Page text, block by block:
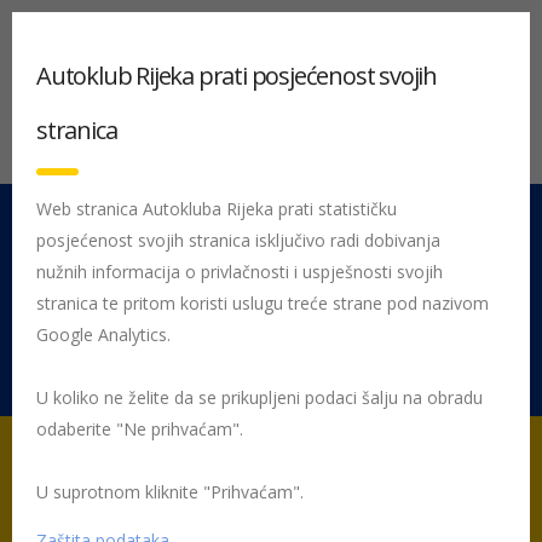
051 212 442 Centrala
Pon - Pet 08:00 - 16:00
Rujevica 9/1, 51000 Rijeka
Početna Posljednje objavljene novosti
Autoklub Rijeka prati posjećenost svojih
stranica
Web stranica Autokluba Rijeka prati statističku
posjećenost svojih stranica isključivo radi dobivanja
nužnih informacija o privlačnosti i uspješnosti svojih
stranica te pritom koristi uslugu treće strane pod nazivom
Google Analytics.
U koliko ne želite da se prikupljeni podaci šalju na obradu
odaberite "Ne prihvaćam".
U suprotnom kliknite "Prihvaćam".